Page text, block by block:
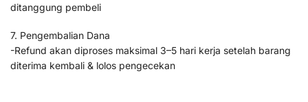
ditanggung pembeli
7. Pengembalian Dana
-Refund akan diproses maksimal 3–5 hari kerja setelah barang
diterima kembali & lolos pengecekan